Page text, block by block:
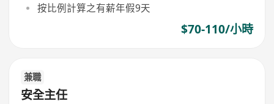
按比例計算之有薪年假9天
$70-110/小時
兼職
安全主任